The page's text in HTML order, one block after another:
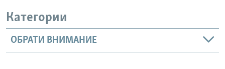
Категории
ОБРАТИ ВНИМАНИЕ